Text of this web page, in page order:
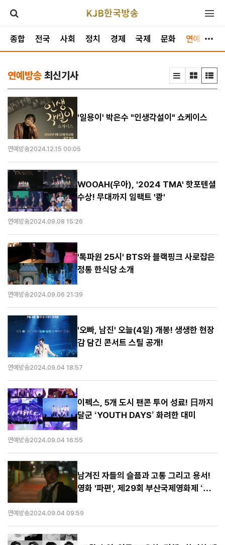
종합 전국 사회 정치 경제 국제 문화 연예방송
연예방송 최신기사
'일용이' 박은수 "인생각설이" 쇼케이스
연예방송2024.12.15 00:05
WOOAH(우아), '2024 TMA' 핫포텐셜
수상! 무대까지 임팩트 '쾅'
연예방송2024.09.08 15:26
'톡파원 25시' BTS와 블랙핑크 사로잡은
정통 한식당 소개
연예방송2024.09.06 21:39
'오빠, 남진' 오늘(4일) 개봉! 생생한 현장
감 담긴 콘서트 스틸 공개!
연예방송2024.09.04 18:57
이펙스, 5개 도시 팬콘 투어 성료! 日까지
달군 ‘YOUTH DAYS’ 화려한 대미
연예방송2024.09.04 16:55
남겨진 자들의 슬픔과 고통 그리고 용서!
영화 '파편', 제29회 부산국제영화제 ‘한
연예방송2024.09.04 09:59